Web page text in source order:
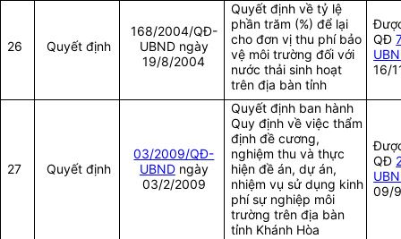
26 Quyết định
168/2004/QĐ-
UBND ngày
19/8/2004
Quyết định về tỷ lệ
phần trăm (%) để lại
cho đơn vị thu phí bảo
vệ môi trường đối với
nước thải sinh hoạt
trên địa bàn tỉnh
QĐ
16/
27 Quyết định
03/2009/QĐ-
UBNDngày
03/2/2009
Quyết định ban hành
Quy định về việc thẩm
định đề cương,
nghiệm thu và thực
hiện đề án, dự án,
nhiệm vụ sử dụng kinh
phí sự nghiệp môi
trường trên địa bàn
tỉnh Khánh Hòa
QĐ
09/